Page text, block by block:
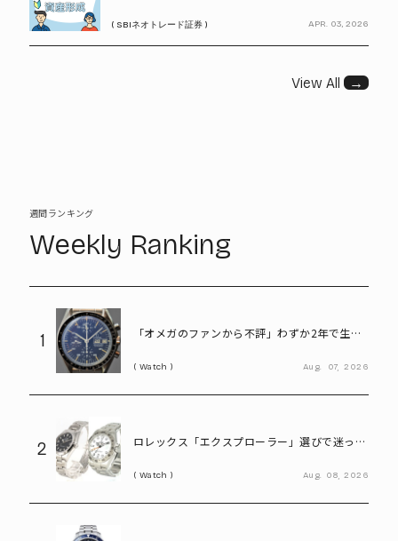
( SBIネオトレード証券 ) APR. 03, 2026
View All →
週間ランキング
Weekly Ranking
1
「オメガのファンから不評」わずか2年で生産
ピードマスター”とは
Watch Aug. 07, 2026
2
ロレックス「エクスプローラー」選びで迷った
Watch Aug. 08, 2026